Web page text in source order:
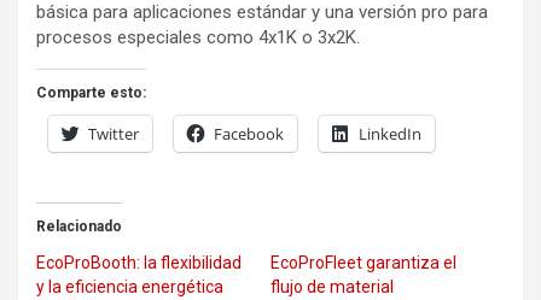
básica para aplicaciones estándar y una versión pro para
procesos especiales como 4x1K o 3x2K.
Comparte esto:
Twitter Facebook LinkedIn
Relacionado
EcoProBooth: la flexibilidad
y la eficiencia energética
EcoProFleet garantiza el
flujo de material